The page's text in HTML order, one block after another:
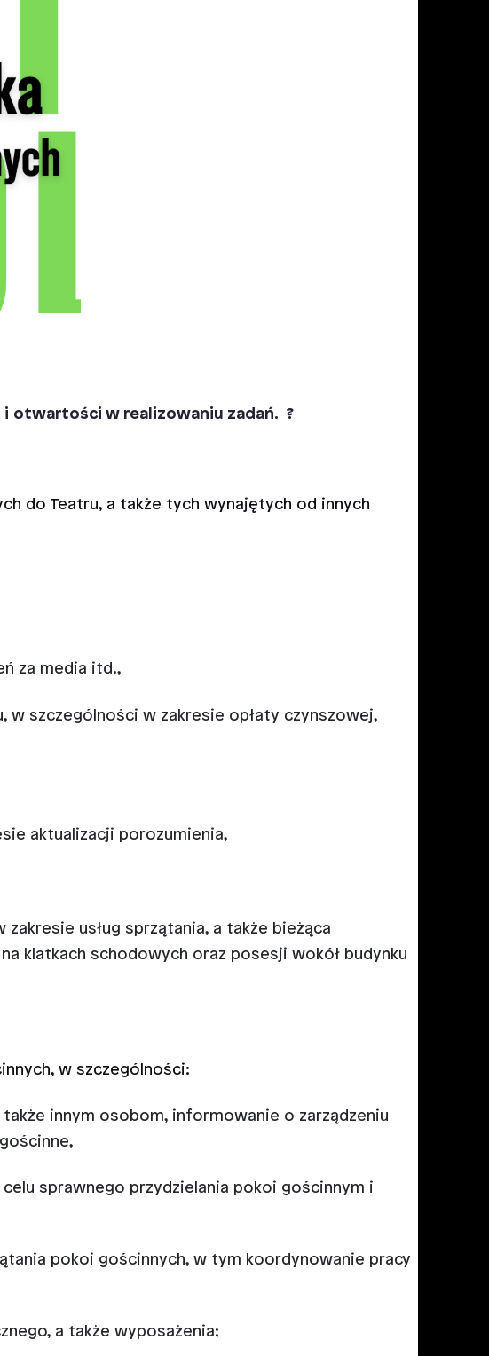
i otwartości w realizowaniu zadań. ?
do Teatru, a także tych wynajętych od innych
za media itd.,
w szczególności w zakresie opłaty czynszowej,
aktualizacji porozumienia,
usług sprzątania, a także bieżąca
klatkach schodowych oraz posesji wokół budynku
w szczególności:
innym osobom, informowanie o zarządzeniu
sprawnego przydzielania pokoi gościnnym i
pokoi gościnnych, w tym koordynowanie pracy
a także wyposażenia;